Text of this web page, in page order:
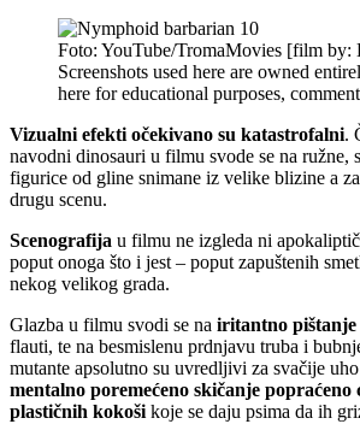
Foto: YouTube/TromaMovies [film by:
Screenshots used here are owned
here for educational purposes,
Vizualni efekti očekivano su katastrofalni.
navodni dinosauri u filmu svode se na ružne,
figurice od gline snimane iz velike blizine a
drugu scenu.
Scenografija u filmu ne izgleda ni
poput onoga što i jest – poput zapuštenih
nekog velikog grada.
Glazba u filmu svodi se na iritantno pištanje
flauti, te na besmislenu prdnjavu truba i
mutante apsolutno su uvredljivi za svačije
mentalno poremećeno skičanje
plastičnih kokoši koje se daju psima da ih